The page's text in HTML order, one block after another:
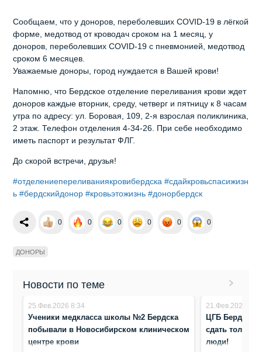
Сообщаем, что у доноров, переболевших COVID-19 в лёгкой
форме, медотвод от кроводач сроком на 1 месяц, у
доноров, переболевших COVID-19 с пневмонией, медотвод
сроком 6 месяцев.
Уважаемые доноры, город нуждается в Вашей крови!
Напомню, что Бердское отделение переливания крови ждет
доноров каждые вторник, среду, четверг и пятницу к 8 часам
утра по адресу: ул. Боровая, 109, 2-я взрослая поликлиника,
2 этаж. Телефон отделения 4-34-26. При себе необходимо
иметь паспорт и результат ФЛГ.
До скорой встречи, друзья!
#отделениепереливаниякровибердска #сдайкровьспасижизн
ь #бердскийдонор #кровьэтожизнь #донорбердск
0 0 0 0 0 0
ДОНОРЫ
Новости по теме
25.Фев.2026 8:34
Ученики медкласса школы №2 Бердска
побывали в Новосибирском клиническом
центре крови
21.Фев.2024
ЦГБ Бердска:
сдать только
люди!